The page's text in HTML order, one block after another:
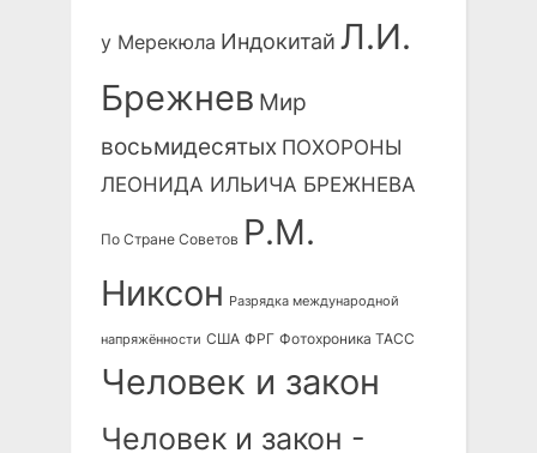
у Мерекюла Индокитай Л.И.
Брежнев Мир
восьмидесятых ПОХОРОНЫ
ЛЕОНИДА ИЛЬИЧА БРЕЖНЕВА
По Стране Советов Р.М.
Никсон Разрядка международной
напряжённости США ФРГ Фотохроника ТАСС
Человек и закон
Человек и закон -